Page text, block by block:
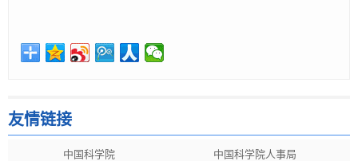
友情链接
中国科学院 中国科学院人事局